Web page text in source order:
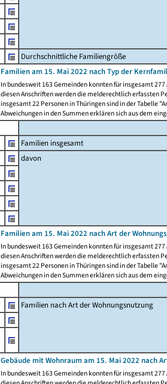
Durchschnittliche Familiengröße
Familien am 15. Mai 2022 nach Typ der
In bundesweit 163 Gemeinden konnten für insgesamt
diesen Anschriften werden die melderechtlich erfassten
insgesamt 22 Personen in Thüringen sind in der Tabelle
Abweichungen in den Summen erklären sich aus dem
Familien insgesamt
davon
Familien am 15. Mai 2022 nach Art der
In bundesweit 163 Gemeinden konnten für insgesamt
diesen Anschriften werden die melderechtlich erfassten
insgesamt 22 Personen in Thüringen sind in der Tabelle
Abweichungen in den Summen erklären sich aus dem
Familien nach Art der Wohnungsnutzung
Gebäude mit Wohnraum am 15. Mai 2022 nach
In bundesweit 163 Gemeinden konnten für insgesamt